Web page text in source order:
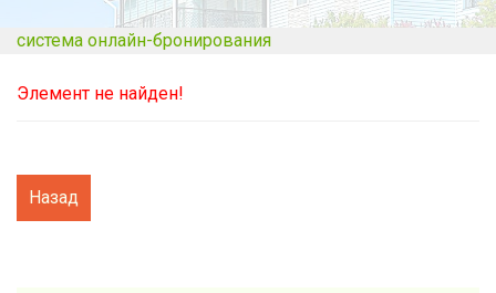
система онлайн-бронирования
Элемент не найден!
Назад